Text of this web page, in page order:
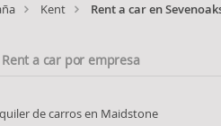
Kent Rent a car en
Rent a car por empresa
de carros en Maidstone